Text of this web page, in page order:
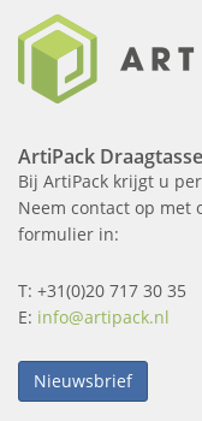
ArtiPack
Bij ArtiPack krijgt u
Neem contact op met
formulier in:
T: +31(0)20 717 30 35
E: info@artipack.nl
Nieuwsbrief